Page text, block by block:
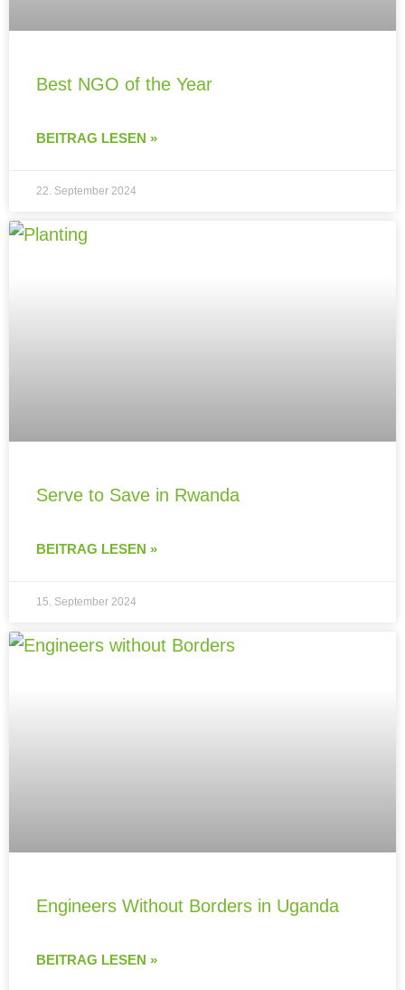
Best NGO of the Year
BEITRAG LESEN »
22. September 2024
Serve to Save in Rwanda
BEITRAG LESEN »
15. September 2024
Engineers Without Borders in Uganda
BEITRAG LESEN »